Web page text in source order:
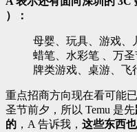
）：
母婴、玩具、游戏、
蜡笔、水彩笔 、万
牌类游戏、桌游、飞
重点招商方向现在看可能
圣节前夕，所以 Temu 是先
的 ，A 告诉我， 这些东西